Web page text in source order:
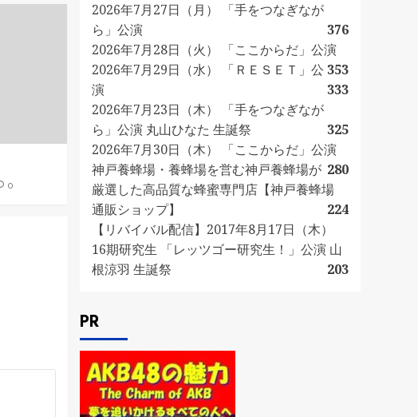
0
2026年7月27日（月） 「手をつなぎなが
ら」公演
376
2026年7月28日（火） 「ここからだ」公演
353
2026年7月29日（水） 「ＲＥＳＥＴ」公
演
333
2026年7月23日（木） 「手をつなぎなが
ら」公演 丸山ひなた 生誕祭
325
2026年7月30日（木） 「ここからだ」公演
280
神戸養蜂場・養蜂場を営む神戸養蜂場が
厳選した高品質な蜂蜜専門店【神戸養蜂場
通販ショップ】
224
【リバイバル配信】2017年8月17日（木）
16期研究生 「レッツゴー研究生！」公演 山
根涼羽 生誕祭
203
PR